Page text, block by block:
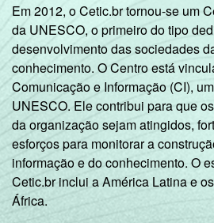
Em 2012, o Cetic.br tornou-se um
da UNESCO, o primeiro do tipo
desenvolvimento das sociedades
conhecimento. O Centro está
Comunicação e Informação (CI),
UNESCO. Ele contribui para que
da organização sejam atingidos,
esforços para monitorar a
informação e do conhecimento. O
Cetic.br inclui a América Latina e
África.